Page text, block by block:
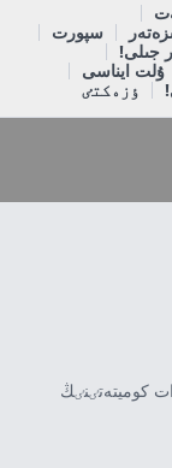
سپورت
جىلى!
ۇلت ايناسى
ٶزەكتٸ
كوميتەتٸنٸڭ